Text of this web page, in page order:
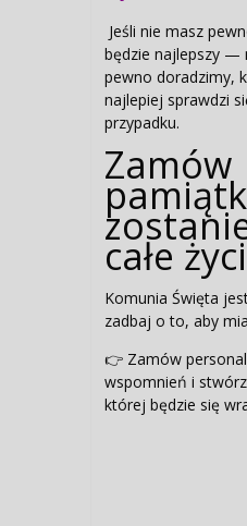
Jeśli nie masz
będzie najlepszy —
pewno doradzimy,
najlepiej sprawdzi
przypadku.
Zamów
całe
Komunia Święta
zadbaj o to, aby
👉 Zamów
wspomnień i
której będzie się